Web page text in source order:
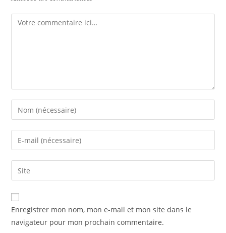
Comment
Enter
your
name
comment
Enter
your
email
address
comment
Saisir
l’URL
de
votre
(facultatif)
Enregistrer mon nom, mon e-mail et mon site dans le
navigateur pour mon prochain commentaire.